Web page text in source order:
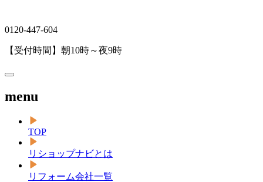
0120-447-604
【受付時間】朝10時～夜9時
menu
TOP
リショップナビとは
リフォーム会社一覧